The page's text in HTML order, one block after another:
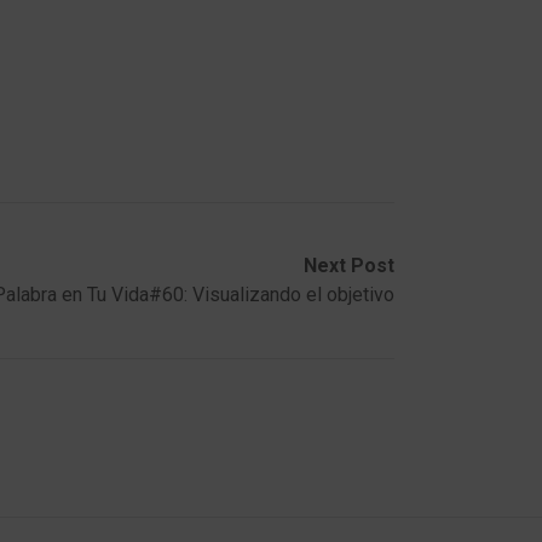
Next Post
en Tu Vida#60: Visualizando el objetivo